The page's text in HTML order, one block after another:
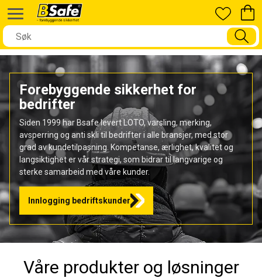
Forebyggende sikkerhet for
bedrifter
Siden 1999 har Bsafe levert LOTO, varsling, merking,
avsperring og anti skli til bedrifter i alle bransjer, med stor
grad av kundetilpasning. Kompetanse, ærlighet, kvalitet og
langsiktighet er vår strategi, som bidrar til langvarige og
sterke samarbeid med våre kunder.
Innlogging bedriftskunder
Våre produkter og løsninger